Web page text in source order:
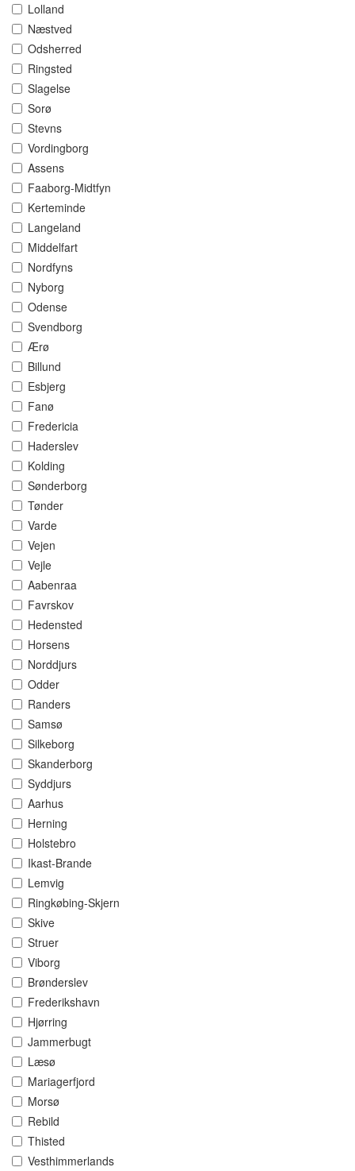
Lolland
Næstved
Odsherred
Ringsted
Slagelse
Sorø
Stevns
Vordingborg
Assens
Faaborg-Midtfyn
Kerteminde
Langeland
Middelfart
Nordfyns
Nyborg
Odense
Svendborg
Ærø
Billund
Esbjerg
Fanø
Fredericia
Haderslev
Kolding
Sønderborg
Tønder
Varde
Vejen
Vejle
Aabenraa
Favrskov
Hedensted
Horsens
Norddjurs
Odder
Randers
Samsø
Silkeborg
Skanderborg
Syddjurs
Aarhus
Herning
Holstebro
Ikast-Brande
Lemvig
Ringkøbing-Skjern
Skive
Struer
Viborg
Brønderslev
Frederikshavn
Hjørring
Jammerbugt
Læsø
Mariagerfjord
Morsø
Rebild
Thisted
Vesthimmerlands